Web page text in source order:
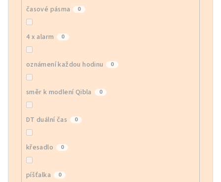
časové pásma 0
4 x alarm 0
oznámení každou hodinu 0
směr k modlení Qibla 0
DT duální čas 0
křesadlo 0
píšťalka 0